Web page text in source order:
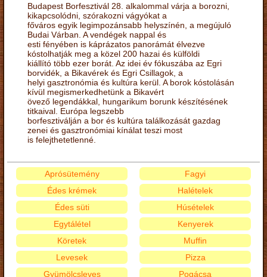
Budapest Borfesztivál 28. alkalommal várja a borozni,
kikapcsolódni, szórakozni vágyókat a
főváros egyik legimpozánsabb helyszínén, a megújuló
Budai Várban. A vendégek nappal és
esti fényében is káprázatos panorámát élvezve
kóstolhatják meg a közel 200 hazai és külföldi
kiállító több ezer borát. Az idei év fókuszába az Egri
borvidék, a Bikavérek és Egri Csillagok, a
helyi gasztronómia és kultúra kerül. A borok kóstolásán
kívül megismerkedhetünk a Bikavért
övező legendákkal, hungarikum borunk készítésének
titkaival. Európa legszebb
borfesztiválján a bor és kultúra találkozását gazdag
zenei és gasztronómiai kínálat teszi most
is felejthetetlenné.
Aprósütemény
Édes krémek
Édes süti
Egytálétel
Fagyi
Halételek
Húsételek
Kenyerek
Köretek
Levesek
Gyümölcsleves
Muffin
Pizza
Pogácsa